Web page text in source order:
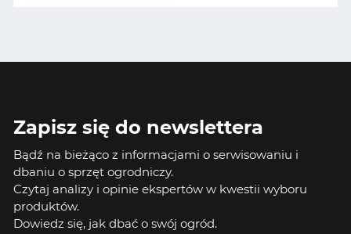
Zapisz się do newslettera
Bądź na bieżąco z informacjami o serwisowaniu i
dbaniu o sprzęt ogrodniczy.
Czytaj analizy i opinie ekspertów w kwestii wyboru
produktów.
Dowiedz się, jak dbać o swój ogród.